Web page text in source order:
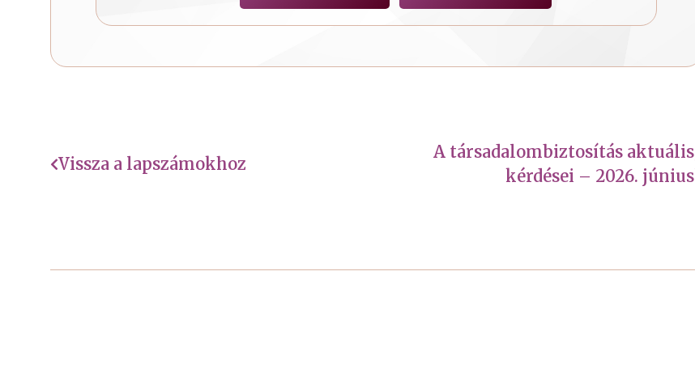
Vissza a lapszámokhoz
A társadalombiztosítás aktuális
kérdései – 2026. június